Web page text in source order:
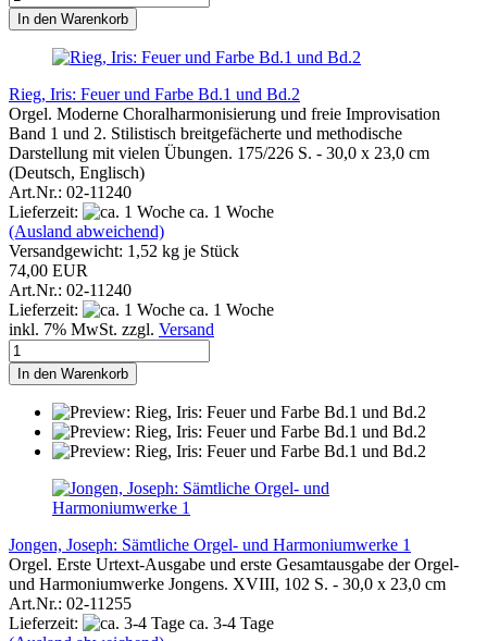
In den Warenkorb
Rieg, Iris: Feuer und Farbe Bd.1 und Bd.2
Orgel. Moderne Choralharmonisierung und freie Improvisation
Band 1 und 2. Stilistisch breitgefächerte und methodische
Darstellung mit vielen Übungen. 175/226 S. - 30,0 x 23,0 cm
(Deutsch, Englisch)
Art.Nr.: 02-11240
Lieferzeit:
ca. 1 Woche
(Ausland abweichend)
Versandgewicht: 1,52 kg je Stück
74,00 EUR
Art.Nr.: 02-11240
Lieferzeit:
ca. 1 Woche
inkl. 7% MwSt. zzgl. Versand
In den Warenkorb
Jongen, Joseph: Sämtliche Orgel- und Harmoniumwerke 1
Orgel. Erste Urtext-Ausgabe und erste Gesamtausgabe der Orgel-
und Harmoniumwerke Jongens. XVIII, 102 S. - 30,0 x 23,0 cm
Art.Nr.: 02-11255
Lieferzeit:
ca. 3-4 Tage